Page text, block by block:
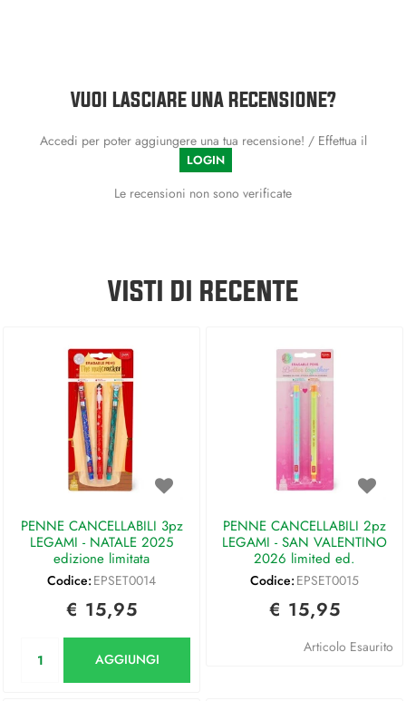
VUOI LASCIARE UNA RECENSIONE?
Accedi per poter aggiungere una tua recensione! / Effettua il
LOGIN
Le recensioni non sono verificate
VISTI DI RECENTE
PENNE CANCELLABILI 3pz
LEGAMI - NATALE 2025
edizione limitata
Codice: EPSET0014
€ 15,95
AGGIUNGI
PENNE CANCELLABILI 2pz
LEGAMI - SAN VALENTINO
2026 limited ed.
Codice: EPSET0015
€ 15,95
Articolo Esaurito